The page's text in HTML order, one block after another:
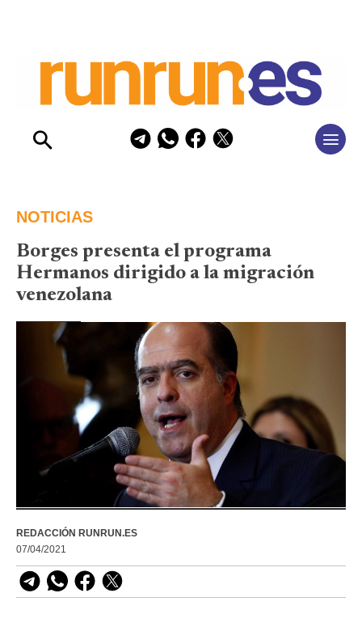
NOTICIAS
Borges presenta el programa
Hermanos dirigido a la migración
venezolana
REDACCIÓN RUNRUN.ES
07/04/2021